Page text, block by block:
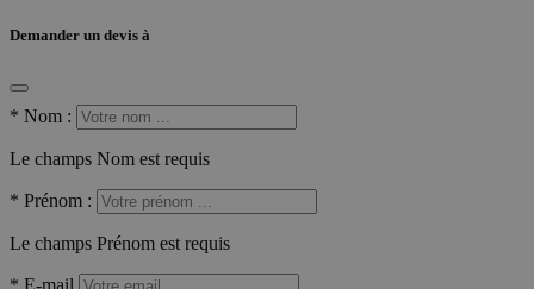
Demander un devis à
* Nom :
Le champs Nom est requis
* Prénom :
Le champs Prénom est requis